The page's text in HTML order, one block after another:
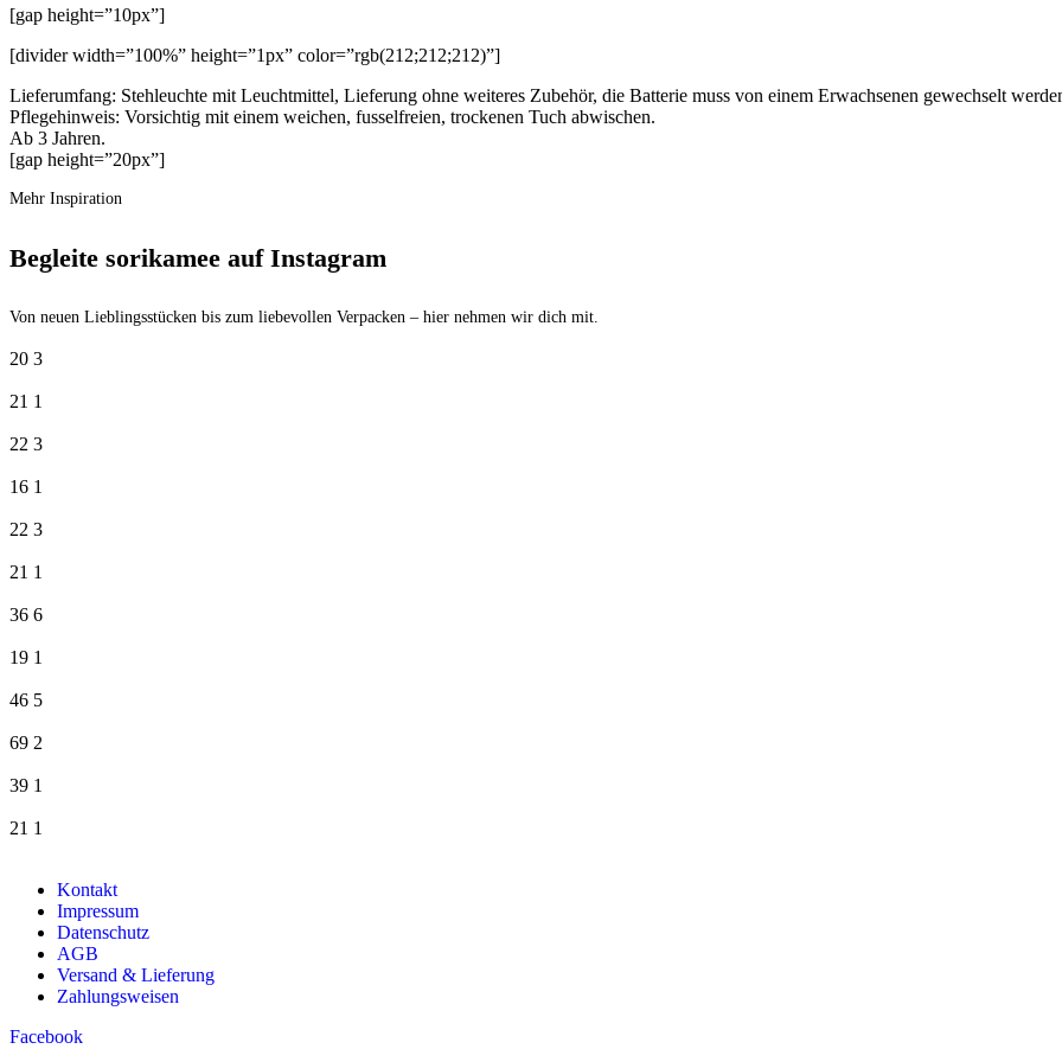
[gap height=”10px”]
[divider width=”100%” height=”1px” color=”rgb(212;212;212)”]
Lieferumfang: Stehleuchte mit Leuchtmittel, Lieferung ohne weiteres Zubehör, die Batterie muss von einem Erwachsenen gewechselt
Pflegehinweis: Vorsichtig mit einem weichen, fusselfreien, trockenen Tuch abwischen.
Ab 3 Jahren.
[gap height=”20px”]
Mehr Inspiration
Begleite sorikamee auf Instagram
Von neuen Lieblingsstücken bis zum liebevollen Verpacken – hier nehmen wir dich mit.
20 3
21 1
22 3
16 1
22 3
21 1
36 6
19 1
46 5
69 2
39 1
21 1
Kontakt
Impressum
Datenschutz
AGB
Versand & Lieferung
Zahlungsweisen
Facebook